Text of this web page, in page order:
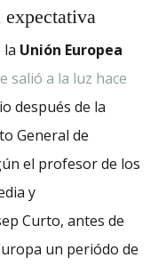
la Unión Europea
salió a la luz hace
después de la
General de
el profesor de los
y
Curto, antes de
un periódo de